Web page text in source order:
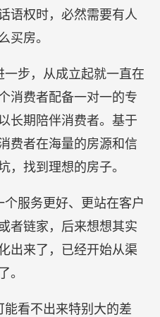
语权时，必然需要有人
买房。
步，从成立起就一直在
消费者配备一对一的专
长期陪伴消费者。基于
费者在海量的房源和信
，找到理想的房子。
服务更好、更站在客户
者链家，后来想想其实
出来了，已经开始从渠
。
能看不出来特别大的差